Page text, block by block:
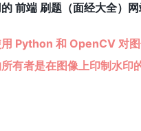
前端 刷题（面经大全）
Python 和 OpenCV 对
有者是在图像上印制水印的